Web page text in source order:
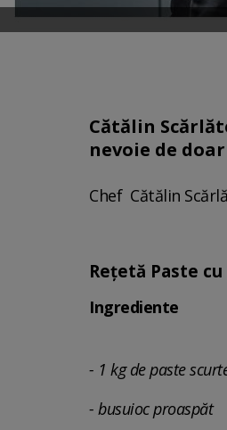
Cătălin
nevoie de
Chef Cătălin
Rețetă Paste
Ingrediente
- 1 kg de paste
- busuioc proaspăt